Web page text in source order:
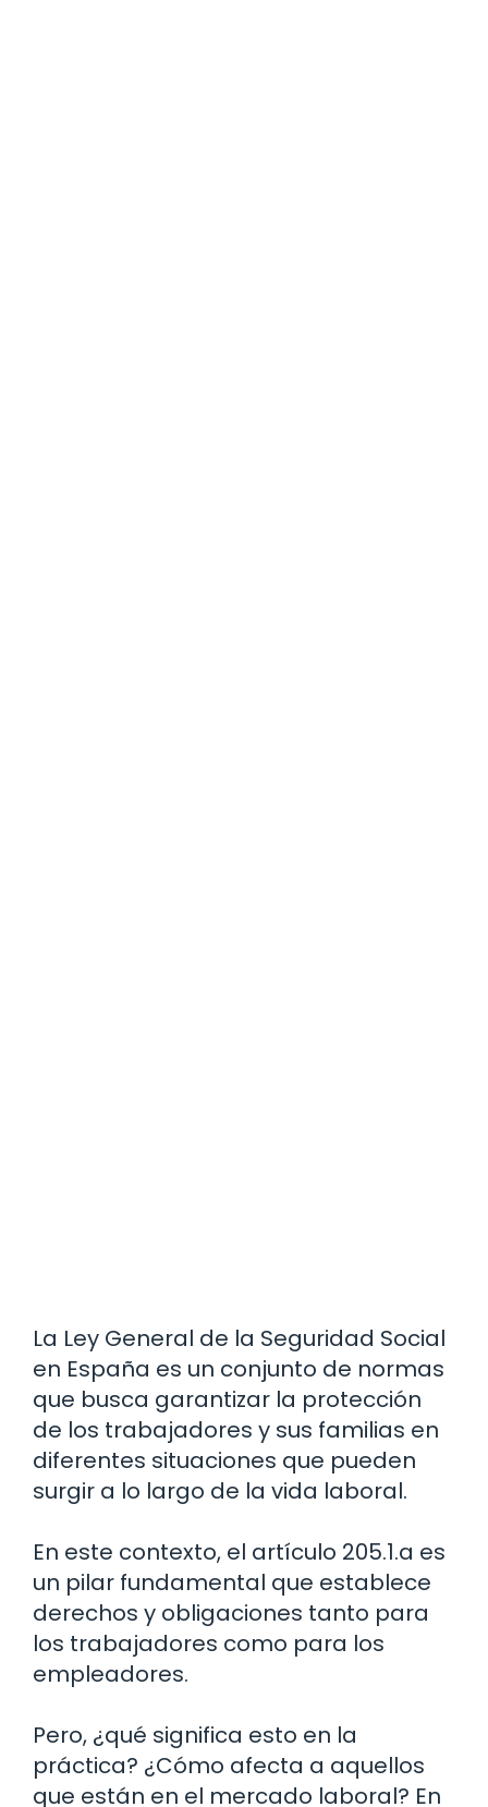
La Ley General de la Seguridad Social
en España es un conjunto de normas
que busca garantizar la protección
de los trabajadores y sus familias en
diferentes situaciones que pueden
surgir a lo largo de la vida laboral.
En este contexto, el artículo 205.1.a es
un pilar fundamental que establece
derechos y obligaciones tanto para
los trabajadores como para los
empleadores.
Pero, ¿qué significa esto en la
práctica? ¿Cómo afecta a aquellos
que están en el mercado laboral? En